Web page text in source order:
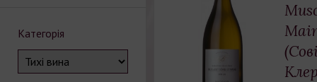
Категорія